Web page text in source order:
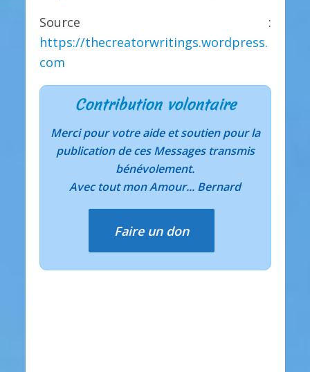
Source :
https://thecreatorwritings.wordpress.
com
Contribution volontaire
Merci pour votre aide et soutien pour la
publication de ces Messages transmis
bénévolement.
Avec tout mon Amour... Bernard
Faire un don